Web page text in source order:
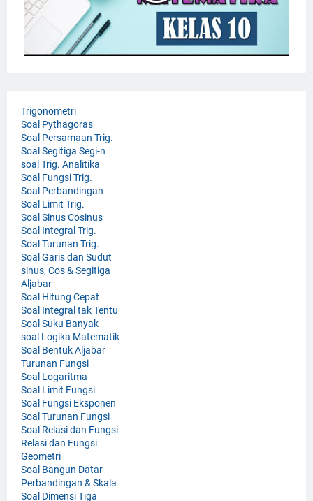
Trigonometri
Soal Pythagoras
Soal Persamaan Trig.
Soal Segitiga Segi-n
soal Trig. Analitika
Soal Fungsi Trig.
Soal Perbandingan
Soal Limit Trig.
Soal Sinus Cosinus
Soal Integral Trig.
Soal Turunan Trig.
Soal Garis dan Sudut
sinus, Cos & Segitiga
Aljabar
Soal Hitung Cepat
Soal Integral tak Tentu
Soal Suku Banyak
soal Logika Matematik
Soal Bentuk Aljabar
Turunan Fungsi
Soal Logaritma
Soal Limit Fungsi
Soal Fungsi Eksponen
Soal Turunan Fungsi
Soal Relasi dan Fungsi
Relasi dan Fungsi
Geometri
Soal Bangun Datar
Perbandingan & Skala
Soal Dimensi Tiga